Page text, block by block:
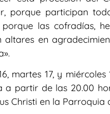
porque participan
las cofradías,
altares en
martes 17, y
a partir de las 20.00
Christi en la Parroquia